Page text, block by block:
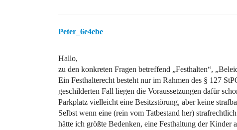
Peter_6e4ebe
Hallo,
zu den konkreten Fragen betreffend „Festhalten“,
Ein Festhalterecht besteht nur im Rahmen des § 127
geschilderten Fall liegen die Voraussetzungen dafür
Parkplatz vielleicht eine Besitzstörung, aber keine
Selbst wenn eine (rein vom Tatbestand her)
hätte ich größte Bedenken, eine Festhaltung der